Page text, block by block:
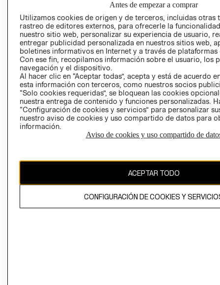
PRIVACIDAD
GIFT CARD
AVISO DE
Perú (S/)
CAMBIAR REGIÓN
Antes de empezar a comprar
Utilizamos cookies de origen y de terceros, incluidas otras
rastreo de editores externos, para ofrecerle la
nuestro sitio web, personalizar su experiencia de usuario,
entregar publicidad personalizada en nuestros sitios web,
boletines informativos en Internet y a través de plataformas
Con ese fin, recopilamos información sobre el usuario, los
navegación y el dispositivo.
Al hacer clic en “Aceptar todas”, acepta y está de acuerdo
esta información con terceros, como nuestros socios
“Solo cookies requeridas”, se bloquean las cookies
nuestra entrega de contenido y funciones personalizadas.
“Configuración de cookies y servicios” para personalizar
nuestro aviso de cookies y uso compartido de datos para
información.
Aviso de cookies y uso compartido de
ACEPTAR TODO
CONFIGURACIÓN DE COOKIES Y